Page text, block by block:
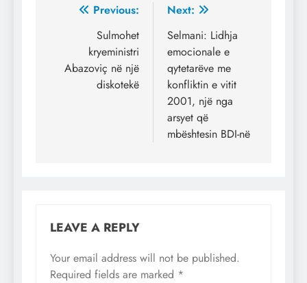
Post
navigation
Previous:
Sulmohet
kryeministri
Abazoviç në një
diskotekë
Next:
Selmani: Lidhja
emocionale e
qytetarëve me
konfliktin e vitit
2001, një nga
arsyet që
mbështesin BDI-në
LEAVE A REPLY
Your email address will not be published.
Required fields are marked *